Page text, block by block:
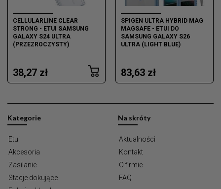
CELLULARLINE CLEAR
STRONG - ETUI SAMSUNG
GALAXY S24 ULTRA
(PRZEZROCZYSTY)
38,27 zł
SPIGEN ULTRA HYBRID MAG
MAGSAFE - ETUI DO
SAMSUNG GALAXY S26
ULTRA (LIGHT BLUE)
83,63 zł
Kategorie
Etui
Akcesoria
Zasilanie
Stacje dokujące
Na skróty
Aktualności
Kontakt
O firmie
FAQ